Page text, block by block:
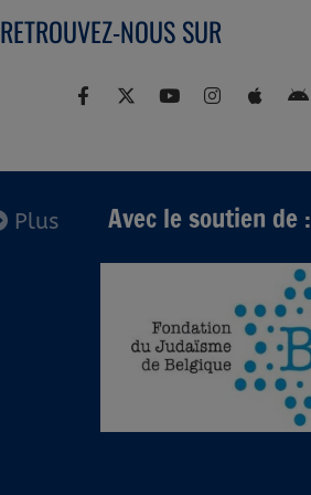
RETROUVEZ-NOUS SUR
Plus Avec le soutien de :